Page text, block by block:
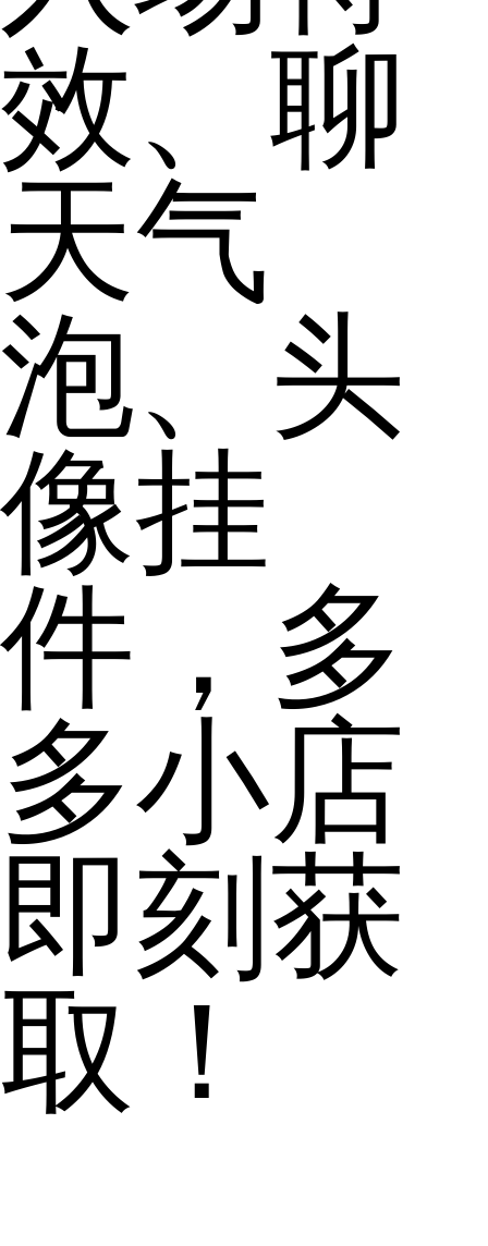
效、聊
天气
泡、头
像挂
件，多
多小店
即刻获
取！